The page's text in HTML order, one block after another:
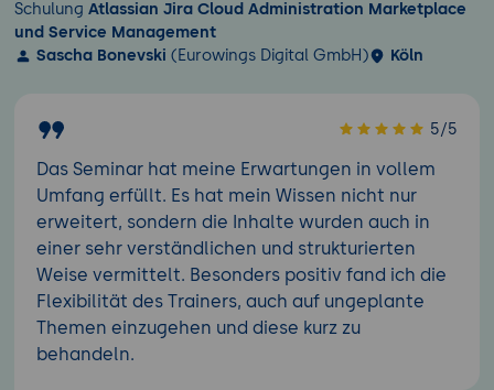
Schulung Atlassian Jira Cloud Administration Marketplace
und Service Management
Sascha Bonevski (Eurowings Digital GmbH) Köln
5/5
Das Seminar hat meine Erwartungen in vollem
Umfang erfüllt. Es hat mein Wissen nicht nur
erweitert, sondern die Inhalte wurden auch in
einer sehr verständlichen und strukturierten
Weise vermittelt. Besonders positiv fand ich die
Flexibilität des Trainers, auch auf ungeplante
Themen einzugehen und diese kurz zu
behandeln.